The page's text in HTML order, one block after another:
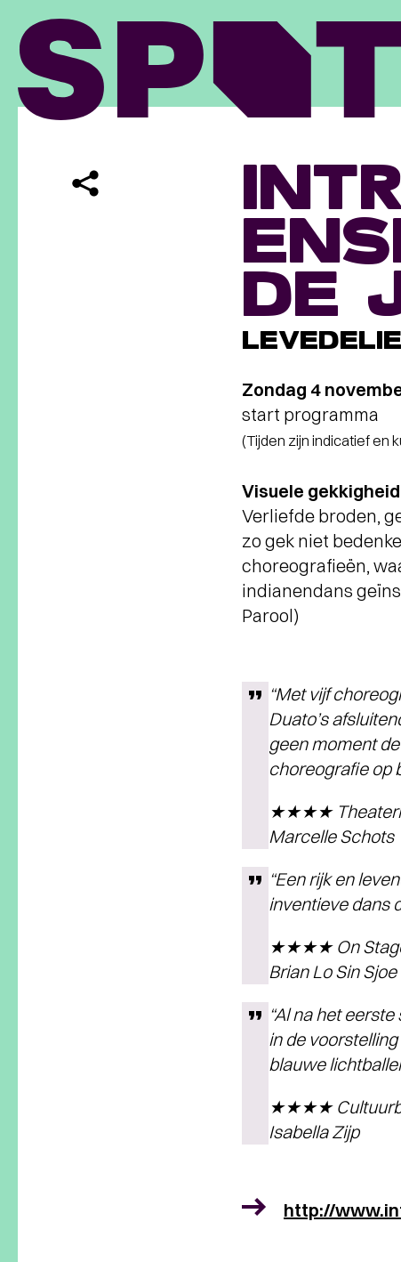
DE
Zondag 4
start programma
(Tijden zijn indicatief en
Visuele gekkigheid
Verliefde broden,
zo gek niet
choreografieën,
indianendans
Parool)
“Met vijf
Duato’s
geen moment
choreografie op
★★★★
Marcelle Schots
“Een rijk en
inventieve dans
★★★★ On
Brian Lo Sin Sjoe
“Al na het
in de
blauwe
★★★★
Isabella Zijp
http://